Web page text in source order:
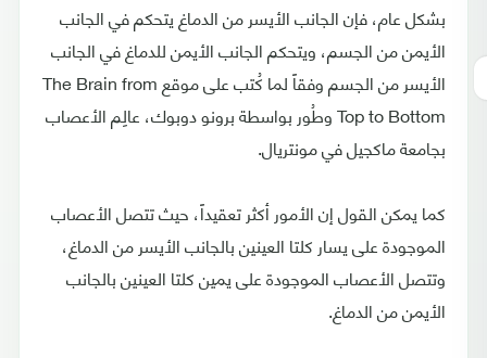
بشكل عام، فإن الجانب الأيسر من الدماغ يتحكم في الجانب
الأيمن من الجسم، ويتحكم الجانب الأيمن للدماغ في الجانب
الأيسر من الجسم وفقاً لما كُتب على موقع The Brain from
Top to Bottom وطُور بواسطة برونو دوبوك، عالِم الأعصاب
بجامعة ماكجيل في مونتريال.
كما يمكن القول إن الأمور أكثر تعقيداً، حيث تتصل الأعصاب
الموجودة على يسار كلتا العينين بالجانب الأيسر من الدماغ،
وتتصل الأعصاب الموجودة على يمين كلتا العينين بالجانب
الأيمن من الدماغ.